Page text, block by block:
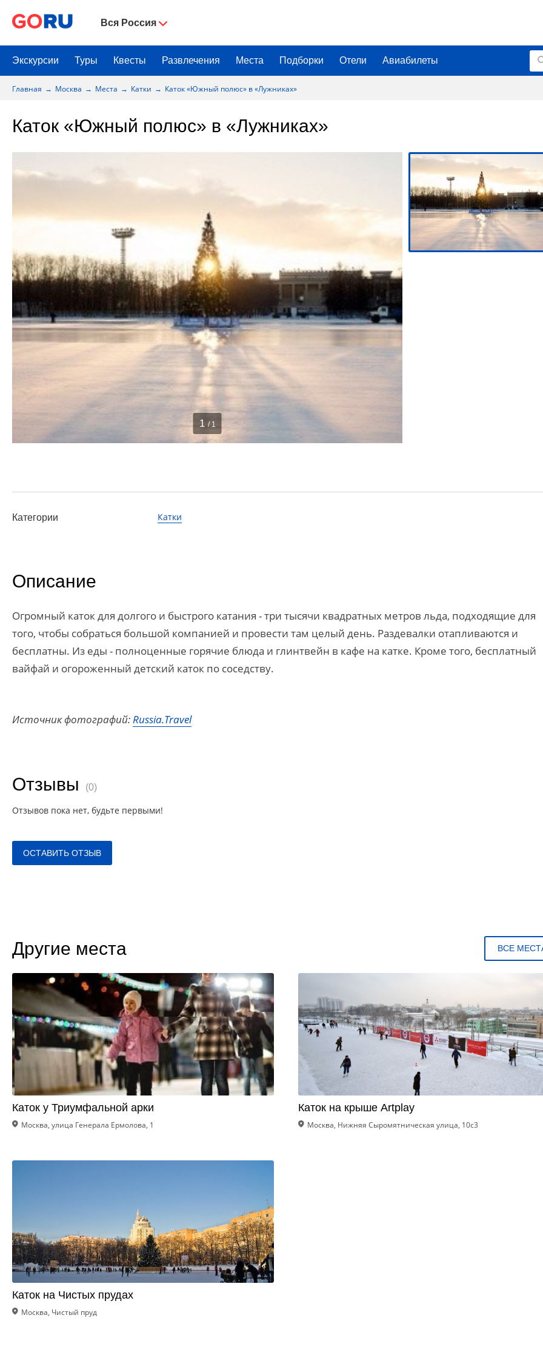
Вся Россия
Экскурсии Туры Квесты Развлечения Места Подборки Отели Авиабилеты
Главная Москва Места Катки Каток «Южный полюс» в «Лужниках»
Каток «Южный полюс» в «Лужниках»
1 / 1
Категории Катки
Описание
Огромный каток для долгого и быстрого катания - три тысячи квадратных метров льда, подходящие для
того, чтобы собраться большой компанией и провести там целый день. Раздевалки отапливаются и
бесплатны. Из еды - полноценные горячие блюда и глинтвейн в кафе на катке. Кроме того, бесплатный
вайфай и огороженный детский каток по соседству.
Источник фотографий:Russia.Travel
Отзывы (0)
Отзывов пока нет, будьте первыми!
ОСТАВИТЬ ОТЗЫВ
Другие места ВСЕ
Каток у Триумфальной арки
Москва, улица Генерала Ермолова, 1
Каток на крыше Artplay
Москва, Нижняя Сыромятническая улица, 10с3
Каток на Чистых прудах
Москва, Чистый пруд